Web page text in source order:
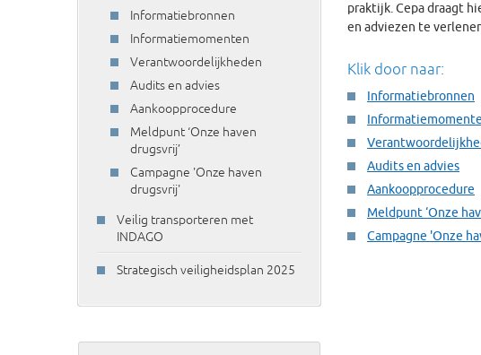
Informatiebronnen
Informatiemomenten
Verantwoordelijkheden
Audits en advies
Aankoopprocedure
Meldpunt ‘Onze haven
drugsvrij’
Campagne 'Onze haven
drugsvrij'
Veilig transporteren met
INDAGO
Strategisch veiligheidsplan 2025
praktijk. Cepa draagt
en adviezen te
Klik door naar:
Informatiebronnen
Audits en advies
Aankoopprocedure
Meldpunt ‘Onze
Campagne 'Onze